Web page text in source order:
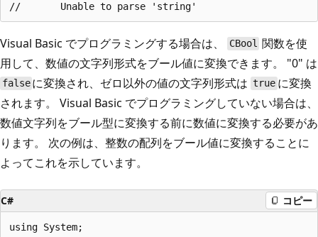
Visual Basic でプログラミングする場合は、 CBool 関数を使
用して、数値の文字列形式をブール値に変換できます。 "0" は
false に変換され、ゼロ以外の値の文字列形式はtrueに変換
されます。 Visual Basic でプログラミングしていない場合は、
数値文字列をブール型に変換する前に数値に変換する必要があ
ります。 次の例は、整数の配列をブール値に変換することに
よってこれを示しています。
C# コピー
using System;